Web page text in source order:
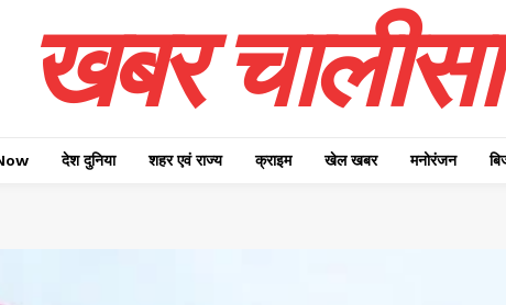
खबर चालीसा
देश दुनिया शहर एवं राज्य क्राइम खेल खबर मनोरंजन